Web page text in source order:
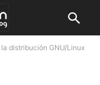
distribución GNU/Linux